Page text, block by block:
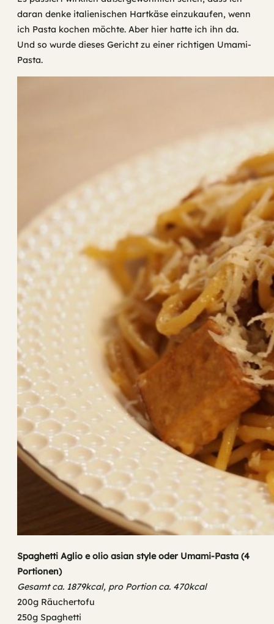
daran denke italienischen Hartkäse einzukaufen, wenn
ich Pasta kochen möchte. Aber hier hatte ich ihn da.
Und so wurde dieses Gericht zu einer richtigen Umami-
Pasta.
Spaghetti Aglio e olio asian style oder Umami-Pasta (4
Portionen)
Gesamt ca. 1879kcal, pro Portion ca. 470kcal
200g Räuchertofu
250g Spaghetti